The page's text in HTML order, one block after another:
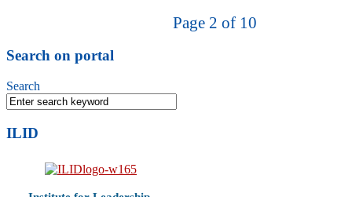
Page 2 of 10
Search on portal
Search
ILID